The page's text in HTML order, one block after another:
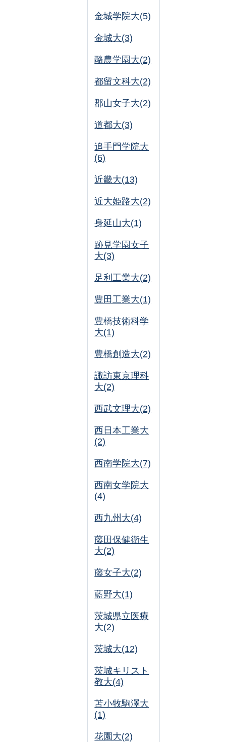
金城学院大(5)
金城大(3)
酪農学園大(2)
都留文科大(2)
郡山女子大(2)
道都大(3)
追手門学院大
(6)
近畿大(13)
近大姫路大(2)
身延山大(1)
跡見学園女子
大(3)
足利工業大(2)
豊田工業大(1)
豊橋技術科学
大(1)
豊橋創造大(2)
諏訪東京理科
大(2)
西武文理大(2)
西日本工業大
(2)
西南学院大(7)
西南女学院大
(4)
西九州大(4)
藤田保健衛生
大(2)
藤女子大(2)
藍野大(1)
茨城県立医療
大(2)
茨城大(12)
茨城キリスト
教大(4)
苫小牧駒澤大
(1)
花園大(2)